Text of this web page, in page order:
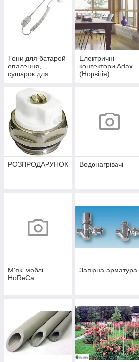
Тени для батарей
опалення,
сушарок для
Електричні
конвектори Adax
(Норвігія)
РОЗПРОДАРУНОК Водонагрівачі
М'які меблі
HoReCa
Запірна арматура